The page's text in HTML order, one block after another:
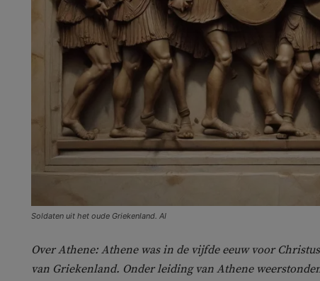
Soldaten uit het oude Griekenland. AI
Over Athene: Athene was in de vijfde eeuw voor
van Griekenland. Onder leiding van Athene